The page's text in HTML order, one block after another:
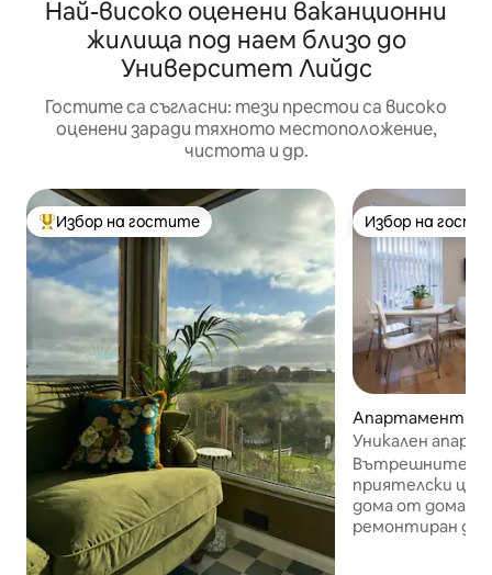
Най-високо оценени ваканционни
жилища под наем близо до
Университет Лийдс
Гостите са съгласни: тези престои са високо
оценени заради тяхното местоположение,
чистота и др.
Най-популярен избор на гостите
Избор на гостите Избор на
Избор на
Апартамент –
Уникален
пеша от площад
Вътрешните
приятелски
дома от дома си! Уникален и
ремонтиран до